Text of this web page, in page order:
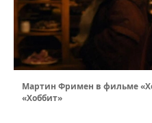
Мартин Фримен в фильме
«Хоббит»